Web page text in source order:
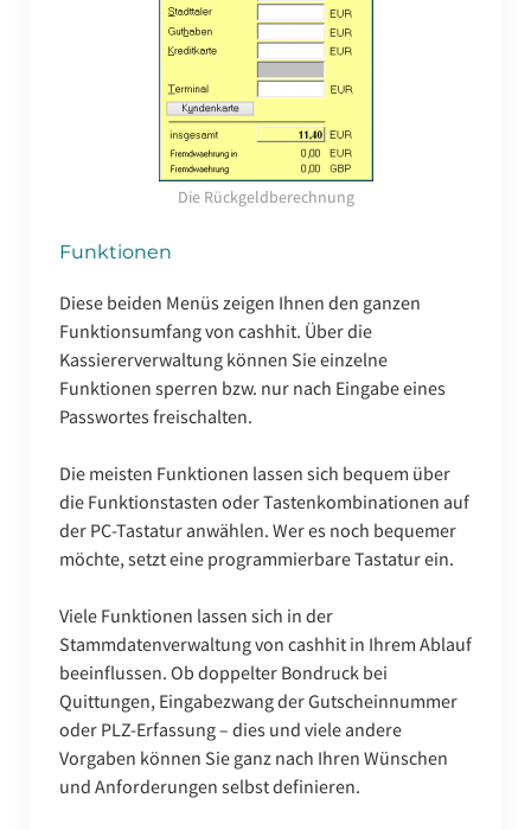
Die Rückgeldberechnung
Funktionen
Diese beiden Menüs zeigen Ihnen den ganzen
Funktionsumfang von cashhit. Über die
Kassiererverwaltung können Sie einzelne
Funktionen sperren bzw. nur nach Eingabe eines
Passwortes freischalten.
Die meisten Funktionen lassen sich bequem über
die Funktionstasten oder Tastenkombinationen auf
der PC-Tastatur anwählen. Wer es noch bequemer
möchte, setzt eine programmierbare Tastatur ein.
Viele Funktionen lassen sich in der
Stammdatenverwaltung von cashhit in Ihrem Ablauf
beeinflussen. Ob doppelter Bondruck bei
Quittungen, Eingabezwang der Gutscheinnummer
oder PLZ-Erfassung – dies und viele andere
Vorgaben können Sie ganz nach Ihren Wünschen
und Anforderungen selbst definieren.